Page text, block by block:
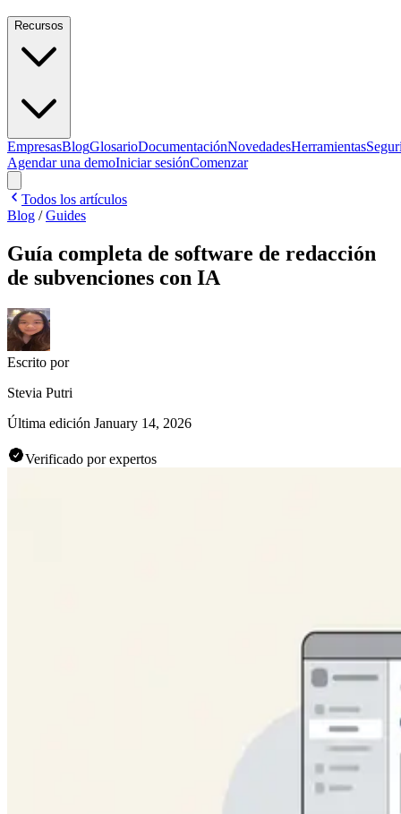
Recursos
EmpresasBlogGlosarioDocumentaciónNovedadesHerramientas
Agendar una demoIniciar sesiónComenzar
Todos los artículos
Blog /Guides
Guía completa de software de redacción
de subvenciones con IA
Escrito por
Stevia Putri
Última edición January 14, 2026
Verificado por expertos